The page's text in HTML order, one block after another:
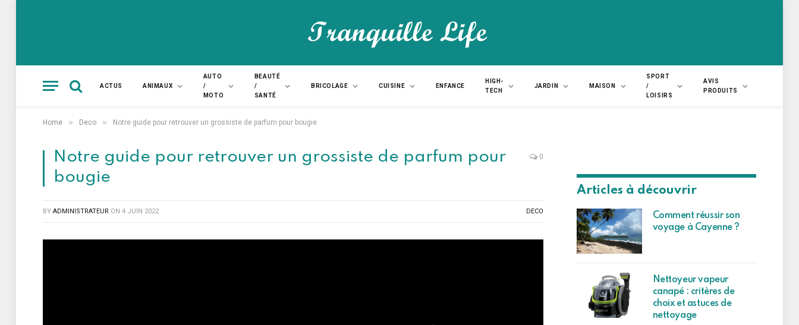
ACTUS ANIMAUX
AUTO
/
MOTO
BEAUTÉ
/
SANTÉ
BRICOLAGE CUISINE ENFANCE
HIGH-
TECH
JARDIN MAISON
SPORT
/
LOISIRS
AVIS
PRODUITS
Home » Deco » Notre guide pour retrouver un grossiste de parfum pour bougie
Notre guide pour retrouver un grossiste de parfum pour
bougie
0
BY ADMINISTRATEUR ON 4 JUIN 2022 DECO
Articles à découvrir
Comment réussir son
voyage à Cayenne ?
Nettoyeur vapeur
canapé : critères de
choix et astuces de
nettoyage